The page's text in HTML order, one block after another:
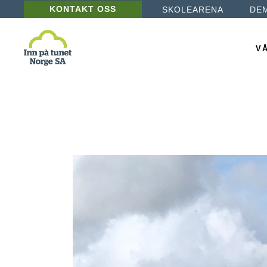
KONTAKT OSS SKOLEARENA